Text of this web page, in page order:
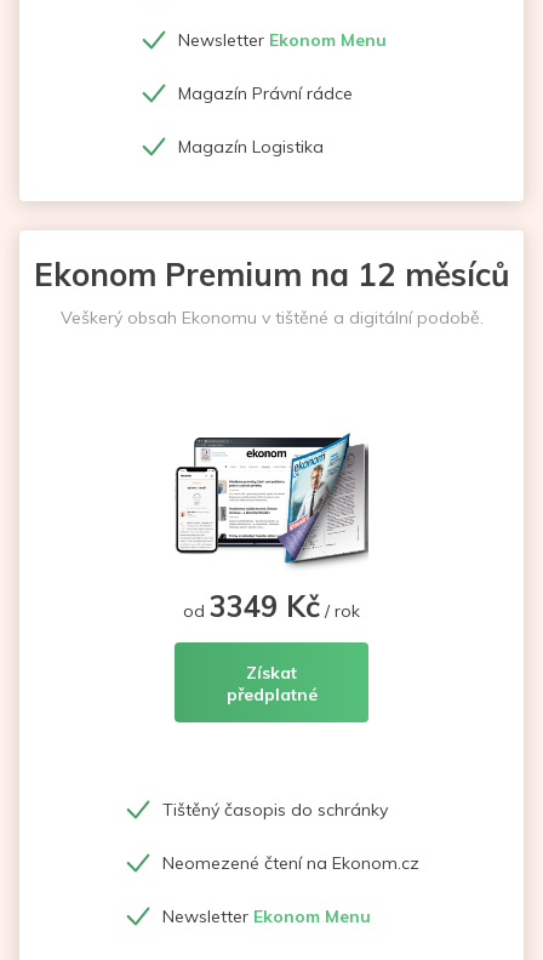
Newsletter Ekonom Menu
Magazín Právní rádce
Magazín Logistika
Ekonom Premium na 12 měsíců
Veškerý obsah Ekonomu v tištěné a digitální podobě.
od 3349 Kč / rok
Získat
předplatné
Tištěný časopis do schránky
Neomezené čtení na Ekonom.cz
Newsletter Ekonom Menu